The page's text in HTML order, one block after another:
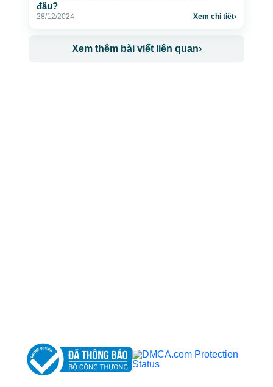
đâu?
28/12/2024 Xem chi tiết›
Xem thêm bài viết liên quan›